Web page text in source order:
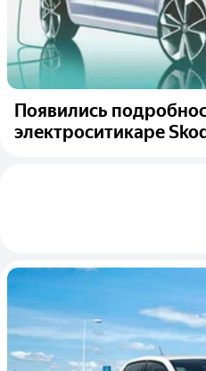
Появились
электроситикаре